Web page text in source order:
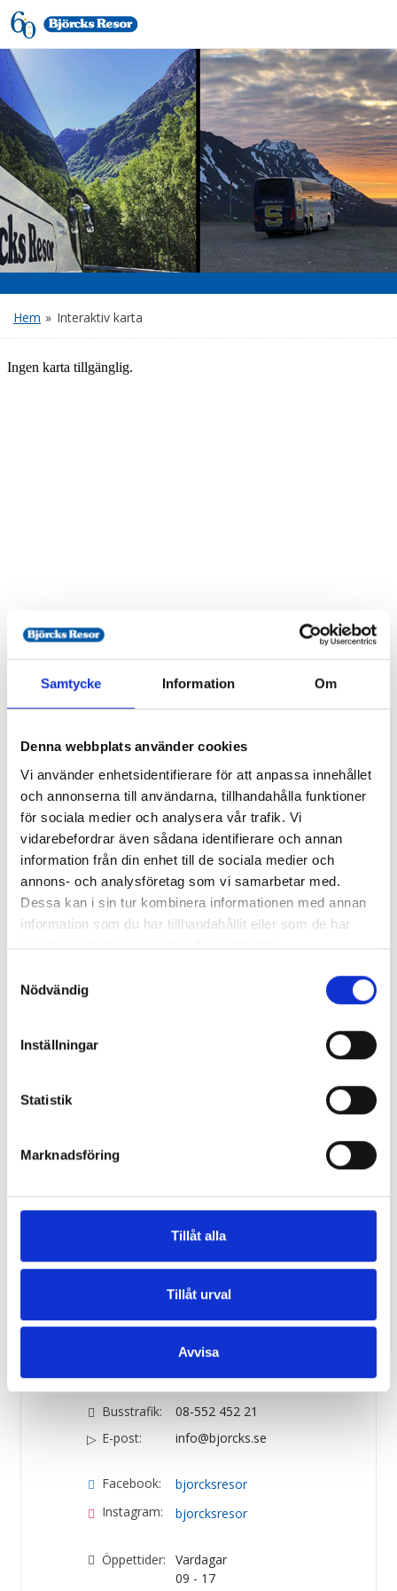
Samtycke Information Om
Denna webbplats använder cookies
Vi använder enhetsidentifierare för att anpassa innehållet
och annonserna till användarna, tillhandahålla funktioner
för sociala medier och analysera vår trafik. Vi
vidarebefordrar även sådana identifierare och annan
information från din enhet till de sociala medier och
annons- och analysföretag som vi samarbetar med.
Dessa kan i sin tur kombinera informationen med annan
information som du har tillhandahållit eller som de har
samlat in när du har använt deras tjänster.
Nödvändig
Inställningar
Statistik
Marknadsföring
Tillåt alla
Tillåt urval
Avvisa
Hem » Interaktiv karta
Resekalender
7/8
Cinderella - Tredagarskryssning till Helsingfors
från 1 150:-
8/8
från 675:-
8/8
från 1 045:-
8/8
från 295:-
Visa alla resor
Telefon:
08-550 192 15
Busstrafik:
08-552 452 21
E-post:
info@bjorcks.se
Facebook:
bjorcksresor
Instagram:
bjorcksresor
Öppettider:
Vardagar
09 - 17